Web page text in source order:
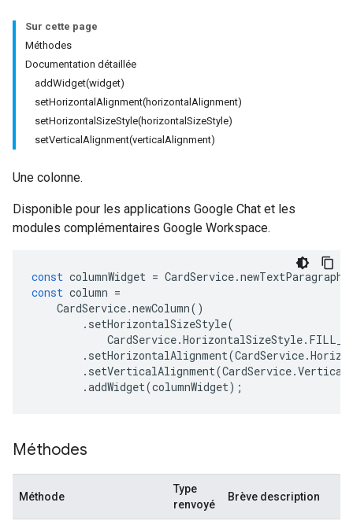
Sur cette page
Méthodes
Documentation détaillée
addWidget(widget)
setHorizontalAlignment(horizontalAlignment)
setHorizontalSizeStyle(horizontalSizeStyle)
setVerticalAlignment(verticalAlignment)
Une colonne.
Disponible pour les applications Google Chat et les
modules complémentaires Google Workspace.
const columnWidget = CardService.newTextParagraph
const column =
CardService.newColumn()
. setHorizontalSizeStyle(
CardService.HorizontalSizeStyle.
. setHorizontalAlignment(CardService.
. setVerticalAlignment(CardService.
.addWidget(columnWidget);
Méthodes
Méthode
Type
renvoyé
Brève description